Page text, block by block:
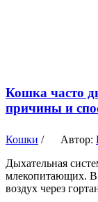
Кошка часто
причины и
Кошки / Автор:
Дыхательная
млекопитающих. В
воздух через